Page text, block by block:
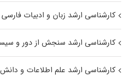
کارشناسی ارشد زبان و ادبیات فارسی
کارشناسی ارشد سنجش از دور و
کارشناسی ارشد علم اطلاعات و